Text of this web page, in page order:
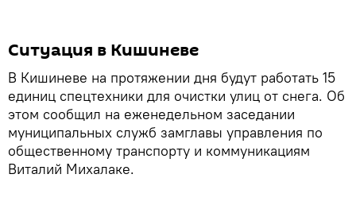
Ситуация в Кишиневе
В Кишиневе на протяжении дня будут работать 15
единиц спецтехники для очистки улиц от снега. Об
этом сообщил на еженедельном заседании
муниципальных служб замглавы управления по
общественному транспорту и коммуникациям
Виталий Михалаке.